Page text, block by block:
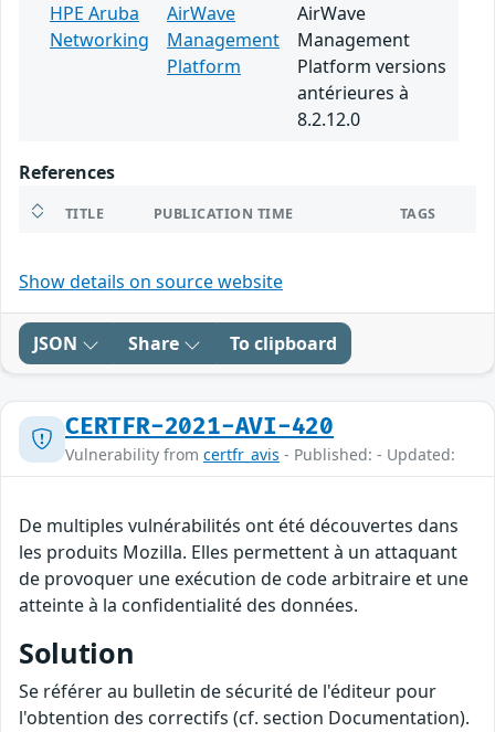
HPE Aruba
Networking
AirWave
Management
Platform
AirWave
Management
Platform versions
antérieures à
8.2.12.0
References
TITLE PUBLICATION TIME TAGS
Show details on source website
JSON Share To clipboard
CERTFR-2021-AVI-420
Vulnerability from certfr_avis - Published: - Updated:
De multiples vulnérabilités ont été découvertes dans
les produits Mozilla. Elles permettent à un attaquant
de provoquer une exécution de code arbitraire et une
atteinte à la confidentialité des données.
Solution
Se référer au bulletin de sécurité de l'éditeur pour
l'obtention des correctifs (cf. section Documentation).